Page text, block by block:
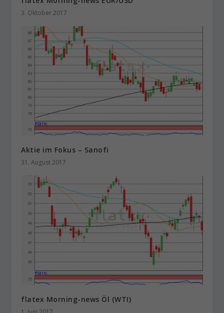
3. Oktober 2017
Aktie im Fokus – Sanofi
31. August 2017
flatex Morning-news Öl (WTI)